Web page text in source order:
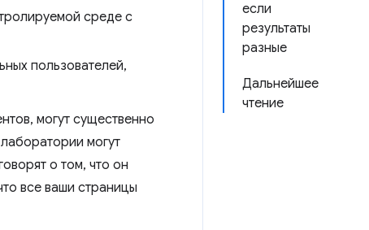
если
результаты
разные
Дальнейшее
чтение
среде с
пользователей,
могут существенно
могут
о том, что он
все ваши страницы